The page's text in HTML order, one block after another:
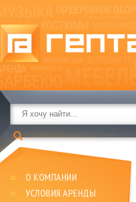
О КОМПАНИИ
УСЛОВИЯ АРЕНДЫ